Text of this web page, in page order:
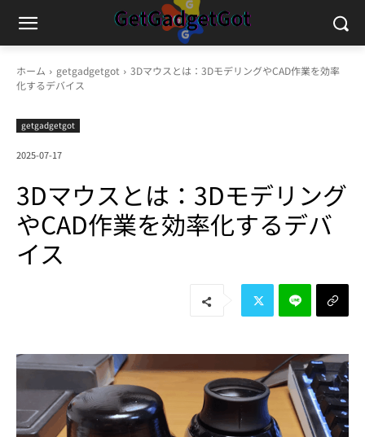
ホーム getgadgetgot
3Dマウスとは：3DモデリングやCAD作業を効率
化するデバイス
getgadgetgot
2025-07-17
3Dマウスとは：3Dモデリング
やCAD作業を効率化するデバ
イス